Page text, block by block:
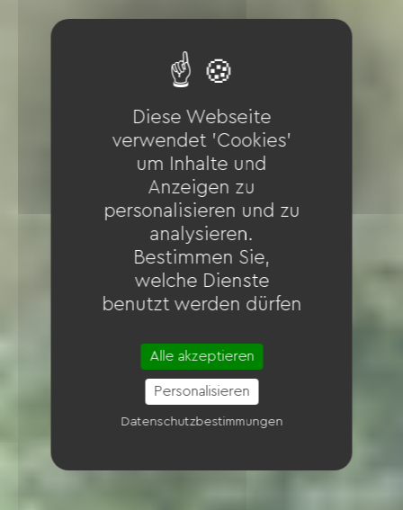
Diese Webseite
verwendet 'Cookies'
um Inhalte und
Anzeigen zu
personalisieren und zu
analysieren.
Bestimmen Sie,
welche Dienste
benutzt werden dürfen
Alle akzeptieren
Personalisieren
Datenschutzbestimmungen